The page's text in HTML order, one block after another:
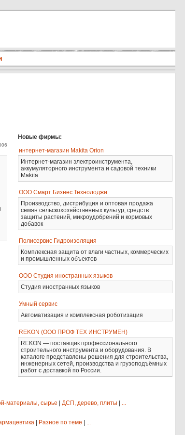
Новые фирмы:
интернет-магазин Makita Orion
Интернет-магазин электроинструмента,
аккумуляторного инструмента и садовой техники
Makita
ООО Смарт Бизнес Технолоджи
Производство, дистрибуция и оптовая продажа
семян сельскохозяйственных культур, средств
защиты растений, микроудобрений и кормовых
добавок
Полисервис Гидроизоляция
Комплексная защита от влаги частных, коммерческих
и промышленных объектов
ООО Студия иностранных языков
Студия иностранных языков
Умный сервис
Автоматизация и комплексная роботизация
REKON (ООО ПРОФ ТЕХ ИНСТРУМЕН)
REKON — поставщик профессионального
строительного инструмента и оборудования. В
каталоге представлены решения для строительства,
инженерных сетей, производства и грузоподъёмных
работ с доставкой по России.
материалы, сырье ДСП, дерево, плиты
...
Разное по теме
...